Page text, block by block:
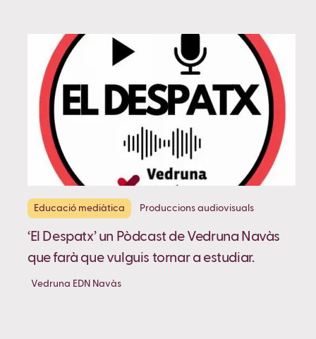
Educació mediàtica Produccions audiovisuals
‘El Despatx’ un Pòdcast de Vedruna Navàs
que farà que vulguis tornar a estudiar.
Vedruna EDN Navàs